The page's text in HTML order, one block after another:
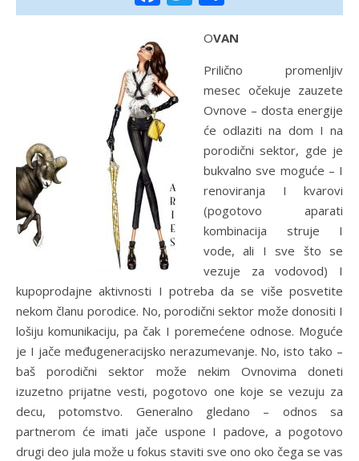
OVAN
Prilično promenljiv
mesec očekuje zauzete
Ovnove – dosta energije
će odlaziti na dom I na
porodični sektor, gde je
bukvalno sve moguće – I
renoviranja I kvarovi
(pogotovo aparati
kombinacija struje I
vode, ali I sve što se
vezuje za vodovod) I
kupoprodajne aktivnosti I potreba da se više posvetite
nekom članu porodice. No, porodični sektor može donositi I
lošiju komunikaciju, pa čak I poremećene odnose. Moguće
je I jače međugeneracijsko nerazumevanje. No, isto tako –
baš porodični sektor može nekim Ovnovima doneti
izuzetno prijatne vesti, pogotovo one koje se vezuju za
decu, potomstvo. Generalno gledano – odnos sa
partnerom će imati jače uspone I padove, a pogotovo
drugi deo jula može u fokus staviti sve ono oko čega se vas